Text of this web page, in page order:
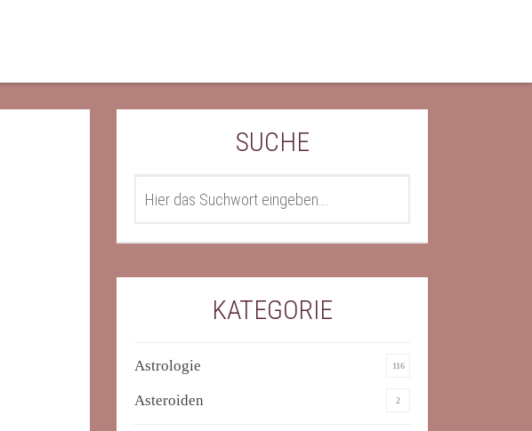
SUCHE
KATEGORIE
Astrologie 116
Asteroiden 2